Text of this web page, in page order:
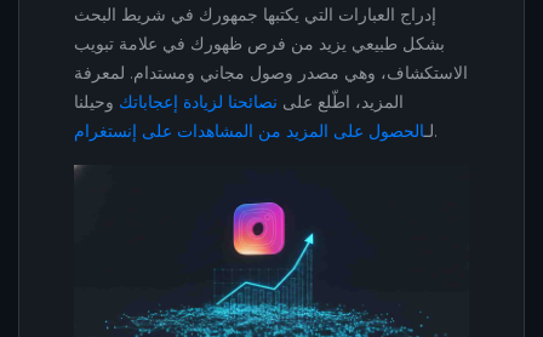
إدراج العبارات التي يكتبها جمهورك في شريط البحث
بشكل طبيعي يزيد من فرص ظهورك في علامة تبويب
الاستكشاف، وهي مصدر وصول مجاني ومستدام. لمعرفة
المزيد، اطّلع على نصائحنا لزيادة إعجاباتك وحيلنا
لـالحصول على المزيد من المشاهدات على إنستغرام .